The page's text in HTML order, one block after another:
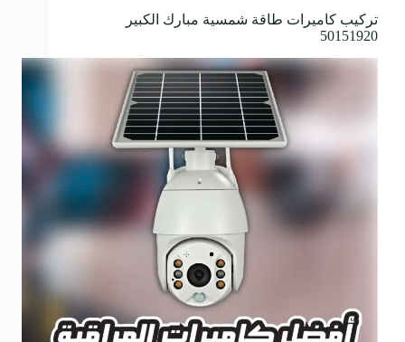
تركيب كاميرات طاقة شمسية مبارك الكبير
50151920